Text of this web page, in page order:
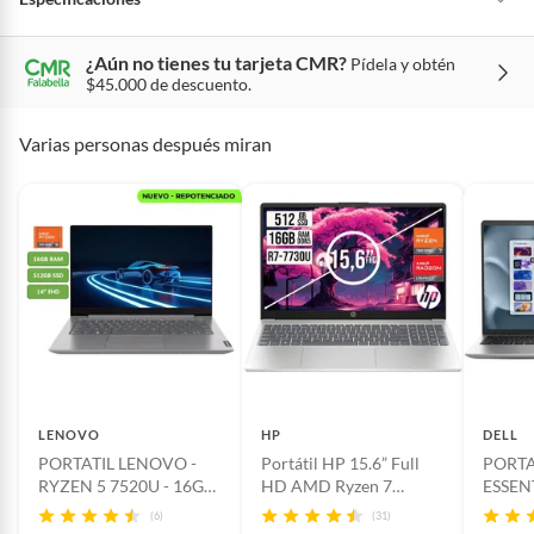
RECOMENDACION DE USO
Ideal para
uso laboral)
Condicion del
producto
Nuevo
Requiere IMEI No
Tipo de Portátil Portátil
usuario.
Capacidad de
512GB SSD
¿Aún no tienes tu tarjeta CMR? Pídela y obtén
$45.000 de descuento.
Varias personas después miran
LENOVO
PORTATIL LENOVO -
RYZEN 5 7520U - 16GB
RAM - 512GB SSD - 14"
(6)
HP
Portátil HP 15.6” Full
HD AMD Ryzen 7
7730U 16GB RAM
(31)
DELL
I5-